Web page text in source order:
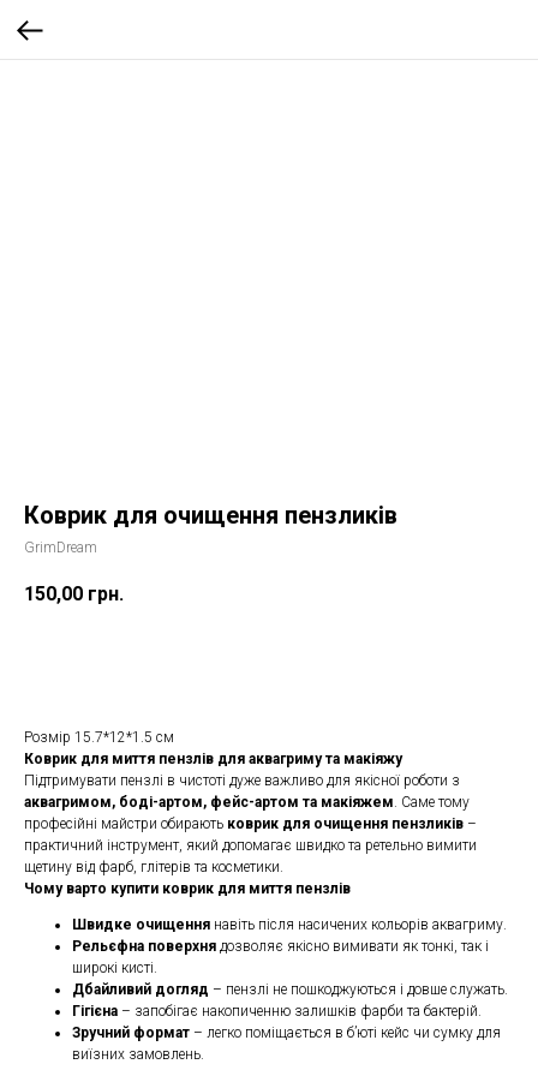
Коврик для очищення пензликів
GrimDream
150,00 грн.
Розмір 15.7*12*1.5 см
Коврик для миття пензлів для аквагриму та макіяжу
Підтримувати пензлі в чистоті дуже важливо для якісної роботи з
аквагримом, боді-артом, фейс-артом та макіяжем. Саме тому
професійні майстри обирають коврик для очищення пензликів –
практичний інструмент, який допомагає швидко та ретельно вимити
щетину від фарб, глітерів та косметики.
Чому варто купити коврик для миття пензлів
Швидке очищення навіть після насичених кольорів аквагриму.
Рельєфна поверхня дозволяє якісно вимивати як тонкі, так і
широкі кисті.
Дбайливий догляд – пензлі не пошкоджуються і довше служать.
Гігієна – запобігає накопиченню залишків фарби та бактерій.
Зручний формат – легко поміщається в б’юті кейс чи сумку для
виїзних замовлень.